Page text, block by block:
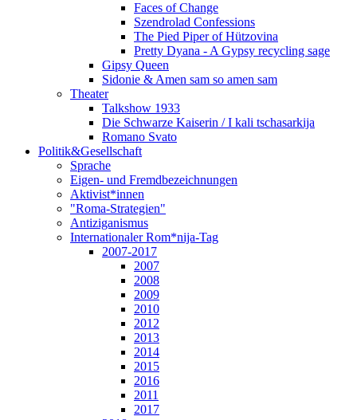
Faces of Change
Szendrolad Confessions
The Pied Piper of Hützovina
Pretty Dyana - A Gypsy recycling sage
Gipsy Queen
Sidonie & Amen sam so amen sam
Theater
Talkshow 1933
Die Schwarze Kaiserin / I kali tschasarkija
Romano Svato
Politik&Gesellschaft
Sprache
Eigen- und Fremdbezeichnungen
Aktivist*innen
"Roma-Strategien"
Antiziganismus
Internationaler Rom*nija-Tag
2007-2017
2007
2008
2009
2010
2012
2013
2014
2015
2016
2011
2017